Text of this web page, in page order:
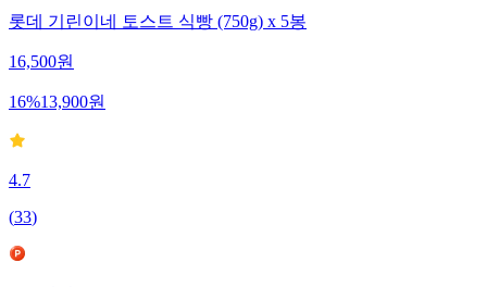
롯데 기린이네 토스트 식빵 (750g) x 5봉
16,500원
16%13,900원
4.7
(33)